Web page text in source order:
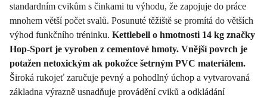
standardním cvikům s činkami tu výhodu, že zapojuje do práce
mnohem větší počet svalů. Posunuté těžiště se promítá do větších
výhod funkčního tréninku. Kettlebell o hmotnosti 14 kg značky
Hop-Sport je vyroben z cementové hmoty. Vnější povrch je
potažen netoxickým ak pokožce šetrným PVC materiálem.
Široká rukojeť zaručuje pevný a pohodlný úchop a vytvarovaná
základna výrazně usnadňuje provádění cviků a odkládání